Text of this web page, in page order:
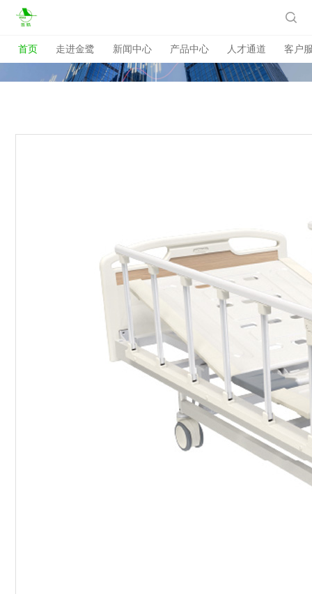
首页 走进金鹭 新闻中心 产品中心 人才通道 客户
